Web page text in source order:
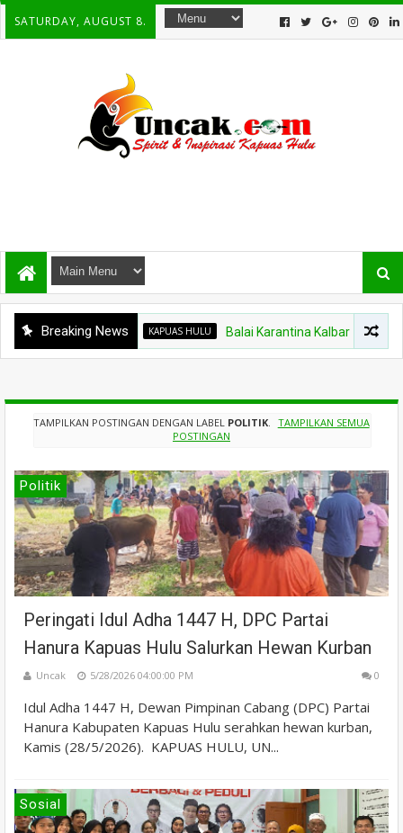
SATURDAY, AUGUST 8.
Breaking News
KAPUAS HULU Balai Karantina Kalbar Tinjau Jalur Tidak
TAMPILKAN POSTINGAN DENGAN LABEL POLITIK. TAMPILKAN SEMUA
POSTINGAN
Politik
Peringati Idul Adha 1447 H, DPC Partai
Hanura Kapuas Hulu Salurkan Hewan Kurban
Uncak 5/28/2026 04:00:00 PM 0
Idul Adha 1447 H, Dewan Pimpinan Cabang (DPC) Partai
Hanura Kabupaten Kapuas Hulu serahkan hewan kurban,
Kamis (28/5/2026). KAPUAS HULU, UN...
Sosial